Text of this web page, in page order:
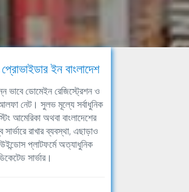
ইন বাংলাদেশ
ভাবে ডোমেইন রেজিস্ট্রেশন ও
নেট। সুলভ মূল্যে সর্বাধুনিক
আমেরিকা অথবা বাংলাদেশের
রাখার ব্যবস্থা, এছাড়াও
প্লাটফর্মে অত্যাধুনিক
সার্ভার।